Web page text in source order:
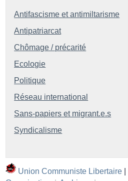
Antifascisme et antimiltarisme
Antipatriarcat
Chômage / précarité
Ecologie
Politique
Réseau international
Sans-papiers et migrant.e.s
Syndicalisme
Union Communiste Libertaire |